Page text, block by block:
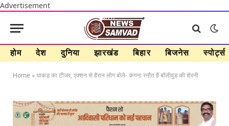
Advertisement
होम देश दुनिया झारखंड बिहार बिजनेस स्पोर्ट्स
Home »धाकड़ का टीजर, एक्शन से हैरान लोग बोले- कंगना रनौत हैं बॉलीवुड की शेरनी